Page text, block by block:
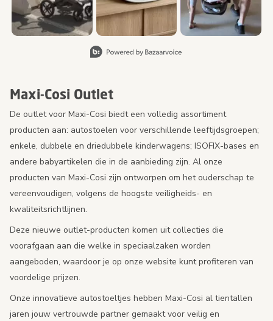
Maxi-Cosi Outlet
De outlet voor Maxi-Cosi biedt een volledig assortiment
producten aan: autostoelen voor verschillende leeftijdsgroepen;
enkele, dubbele en driedubbele kinderwagens; ISOFIX-bases en
andere babyartikelen die in de aanbieding zijn. Al onze
producten van Maxi-Cosi zijn ontworpen om het ouderschap te
vereenvoudigen, volgens de hoogste veiligheids- en
kwaliteitsrichtlijnen.
Deze nieuwe outlet-producten komen uit collecties die
voorafgaan aan die welke in speciaalzaken worden
aangeboden, waardoor je op onze website kunt profiteren van
voordelige prijzen.
Onze innovatieve autostoeltjes hebben Maxi-Cosi al tientallen
jaren jouw vertrouwde partner gemaakt voor veilig en